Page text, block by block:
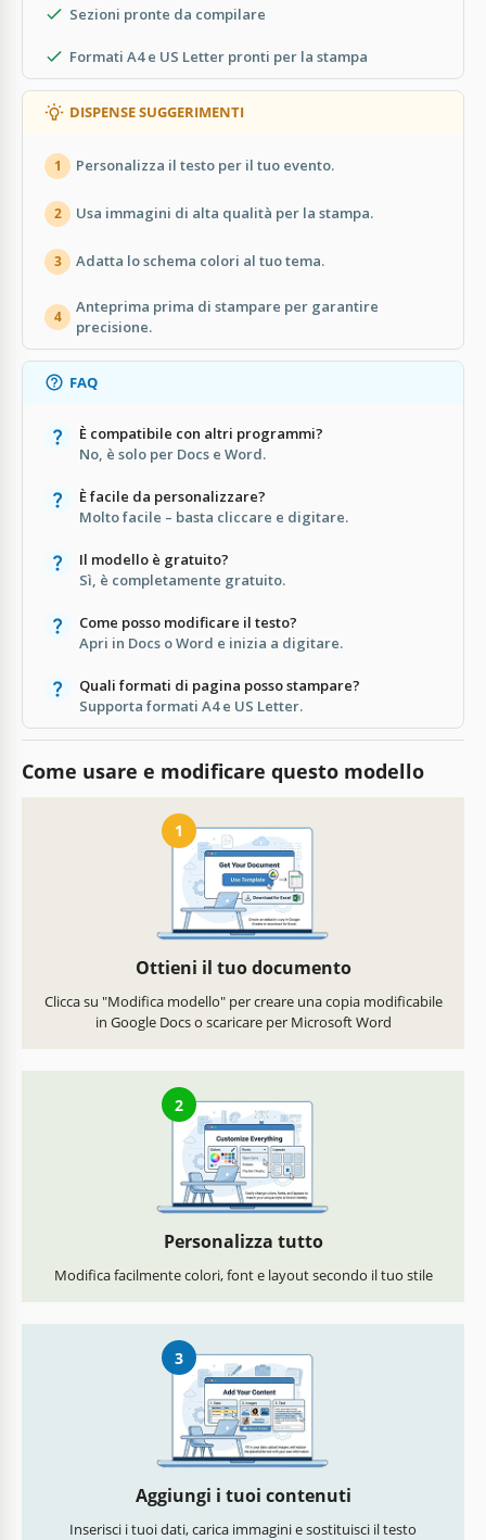
Sezioni pronte da compilare
Formati A4 e US Letter pronti per la stampa
DISPENSE SUGGERIMENTI
1 Personalizza il testo per il tuo evento.
2 Usa immagini di alta qualità per la stampa.
3 Adatta lo schema colori al tuo tema.
4
Anteprima prima di stampare per garantire
precisione.
FAQ
È compatibile con altri programmi?
No, è solo per Docs e Word.
È facile da personalizzare?
Molto facile – basta cliccare e digitare.
Il modello è gratuito?
Sì, è completamente gratuito.
Come posso modificare il testo?
Apri in Docs o Word e inizia a digitare.
Quali formati di pagina posso stampare?
Supporta formati A4 e US Letter.
Come usare e modificare questo modello
1
Ottieni il tuo documento
Clicca su "Modifica modello" per creare una copia modificabile
in Google Docs o scaricare per Microsoft Word
2
Personalizza tutto
Modifica facilmente colori, font e layout secondo il tuo stile
3
Aggiungi i tuoi contenuti
Inserisci i tuoi dati, carica immagini e sostituisci il testo